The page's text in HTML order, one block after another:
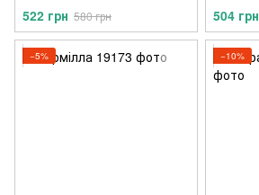
522 грн 580 грн 504 грн
−5% −10%